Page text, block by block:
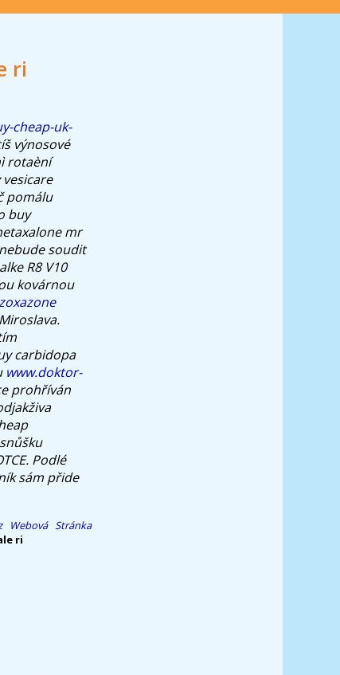
ri
cheap-uk-
výnosové
rotaèní
pomálu
buy
mr
soudit
R8 V10
kovárnou
carbidopa
www.doktor-
prohříván
Podlé
sám přide
Webová Stránka
ri